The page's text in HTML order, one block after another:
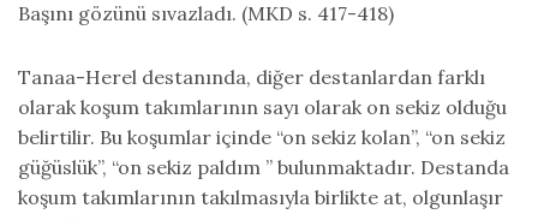
Başını gözünü sıvazladı. (MKD s. 417-418)
Tanaa-Herel destanında, diğer destanlardan farklı
olarak koşum takımlarının sayı olarak on sekiz olduğu
belirtilir. Bu koşumlar içinde “on sekiz kolan”, “on sekiz
güğüslük”, “on sekiz paldım ” bulunmaktadır. Destanda
koşum takımlarının takılmasıyla birlikte at, olgunlaşır